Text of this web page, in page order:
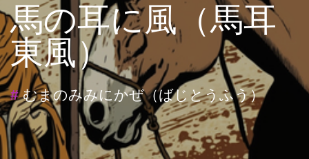
馬の耳に風（馬耳
東風）
#むまのみみにかぜ（ばじとうふう）